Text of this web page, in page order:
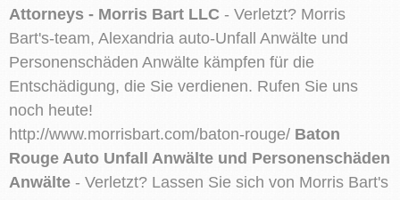
Attorneys - Morris Bart LLC - Verletzt? Morris
Bart's-team, Alexandria auto-Unfall Anwälte und
Personenschäden Anwälte kämpfen für die
Entschädigung, die Sie verdienen. Rufen Sie uns
noch heute!
http://www.morrisbart.com/baton-rouge/ Baton
Rouge Auto Unfall Anwälte und Personenschäden
Anwälte - Verletzt? Lassen Sie sich von Morris Bart's